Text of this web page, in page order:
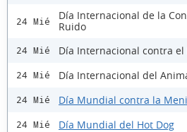
24 Mié
Día Internacional de la
Ruido
24 Mié Día Internacional contra el
24 Mié Día Internacional del
24 Mié Día Mundial contra la
24 Mié Día Mundial del Hot Dog